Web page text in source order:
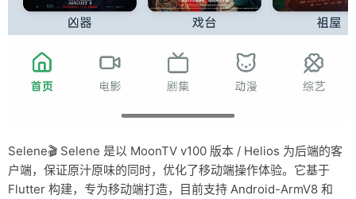
Selene🎬 Selene 是以 MoonTV v100 版本 / Helios 为后端的客
户端，保证原汁原味的同时，优化了移动端操作体验。它基于
Flutter 构建，专为移动端打造，目前支持 Android-ArmV8 和